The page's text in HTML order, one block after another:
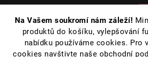
Na Vašem soukromí nám záleží!
produktů do košíku, vylepšování
nabídku používáme cookies. Pro
cookies navštivte naše obchodní